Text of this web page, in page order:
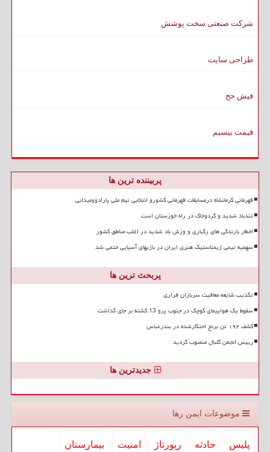
شرکت صنعتی سخت پوشش
طراحی سایت
فیش حج
قیمت بیسیم
پربیننده ترین ها
قهرمانی کرمانشاه درمسابقات قهرمانی کشورو انتخابی تیم ملی پارادوومیدانی
تندباد شدید و گردوخاک در راه خوزستان است
اخطار بارندگی های رگباری و وزش باد شدید در اغلب مناطق کشور
سهمیه تیمی ژیمناستیک هنری ایران در بازیهای آسیایی حتمی شد
پربحث ترین ها
تکذیب شایعه معافیت سربازان فراری
سقوط یک هواپیمای کوچک در جنوب پرو 13 کشته بر جای گذاشت
کشف ۱۹۲ تن برنج احتکارشده در بندرعباس
رییس انجمن گلبال منصوب گردید
جدیدترین ها
موضوعات ایمن رها
پلیس حادثه رپورتاژ امنیت بیمارستان